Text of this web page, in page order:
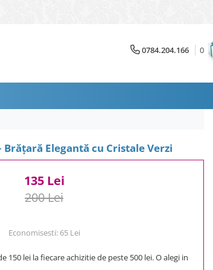
0784.204.166 0
Elegantă cu Cristale Verzi
135 Lei
200 Lei
Economisesti: 65 Lei
150 lei la fiecare achizitie de peste 500 lei. O alegi in